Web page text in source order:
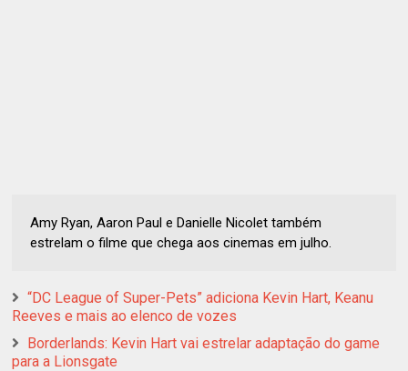
Amy Ryan, Aaron Paul e Danielle Nicolet também
estrelam o filme que chega aos cinemas em julho.
“DC League of Super-Pets” adiciona Kevin Hart, Keanu
Reeves e mais ao elenco de vozes
Borderlands: Kevin Hart vai estrelar adaptação do game
para a Lionsgate